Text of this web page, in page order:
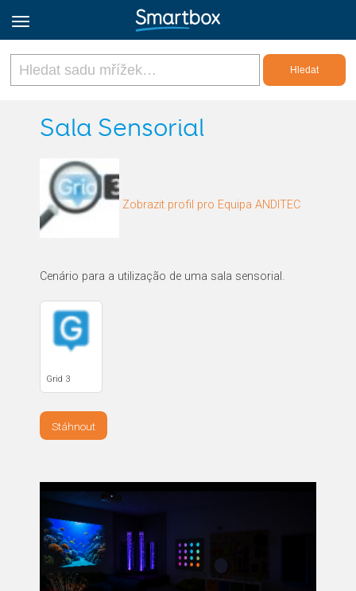
Online Grids
Zaregistrovat se
Sala Sensorial
Zobrazit profil pro Equipa ANDITEC
Cenário para a utilização de uma sala sensorial.
Grid 3
Stáhnout